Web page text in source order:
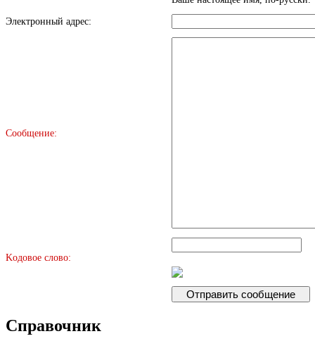
Электронный адрес:
Сообщение:
Kодовое слово:
Справочник